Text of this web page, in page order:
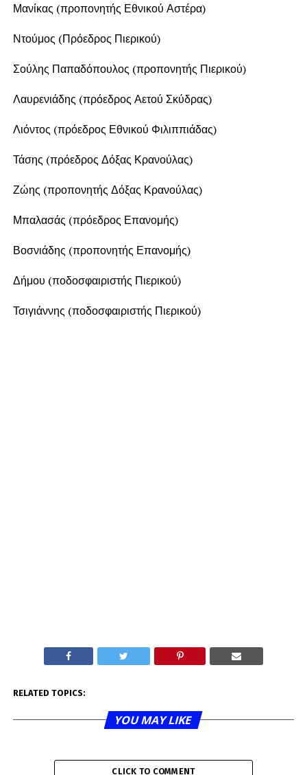
Μανίκας (προπονητής Εθνικού Αστέρα)
Ντούμος (Πρόεδρος Πιερικού)
Σούλης Παπαδόπουλος (προπονητής Πιερικού)
Λαυρενιάδης (πρόεδρος Αετού Σκύδρας)
Λιόντος (πρόεδρος Εθνικού Φιλιππιάδας)
Τάσης (πρόεδρος Δόξας Κρανούλας)
Ζώης (προπονητής Δόξας Κρανούλας)
Μπαλασάς (πρόεδρος Επανομής)
Βοσνιάδης (προπονητής Επανομής)
Δήμου (ποδοσφαιριστής Πιερικού)
Τσιγιάννης (ποδοσφαιριστής Πιερικού)
RELATED TOPICS:
YOU MAY LIKE
CLICK TO COMMENT